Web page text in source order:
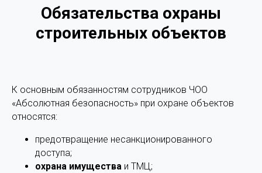
Обязательства охраны
строительных объектов
К основным обязанностям сотрудников ЧОО
«Абсолютная безопасность» при охране объектов
относятся:
предотвращение несанкционированного
доступа;
охрана имущества и ТМЦ;